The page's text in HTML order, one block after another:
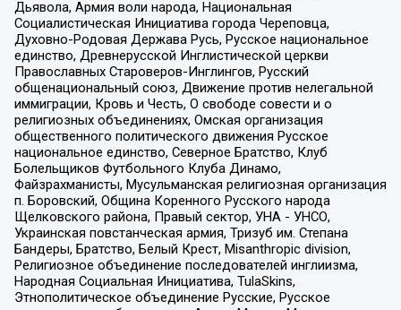
Дьявола, Армия воли народа, Национальная
Социалистическая Инициатива города Череповца,
Духовно-Родовая Держава Русь, Русское национальное
единство, Древнерусской Инглистической церкви
Православных Староверов-Инглингов, Русский
общенациональный союз, Движение против нелегальной
иммиграции, Кровь и Честь, О свободе совести и о
религиозных объединениях, Омская организация
общественного политического движения Русское
национальное единство, Северное Братство, Клуб
Болельщиков Футбольного Клуба Динамо,
Файзрахманисты, Мусульманская религиозная организация
п. Боровский, Община Коренного Русского народа
Щелковского района, Правый сектор, УНА - УНСО,
Украинская повстанческая армия, Тризуб им. Степана
Бандеры, Братство, Белый Крест, Misanthropic division,
Религиозное объединение последователей инглиизма,
Народная Социальная Инициатива, TulaSkins,
Этнополитическое объединение Русские, Русское